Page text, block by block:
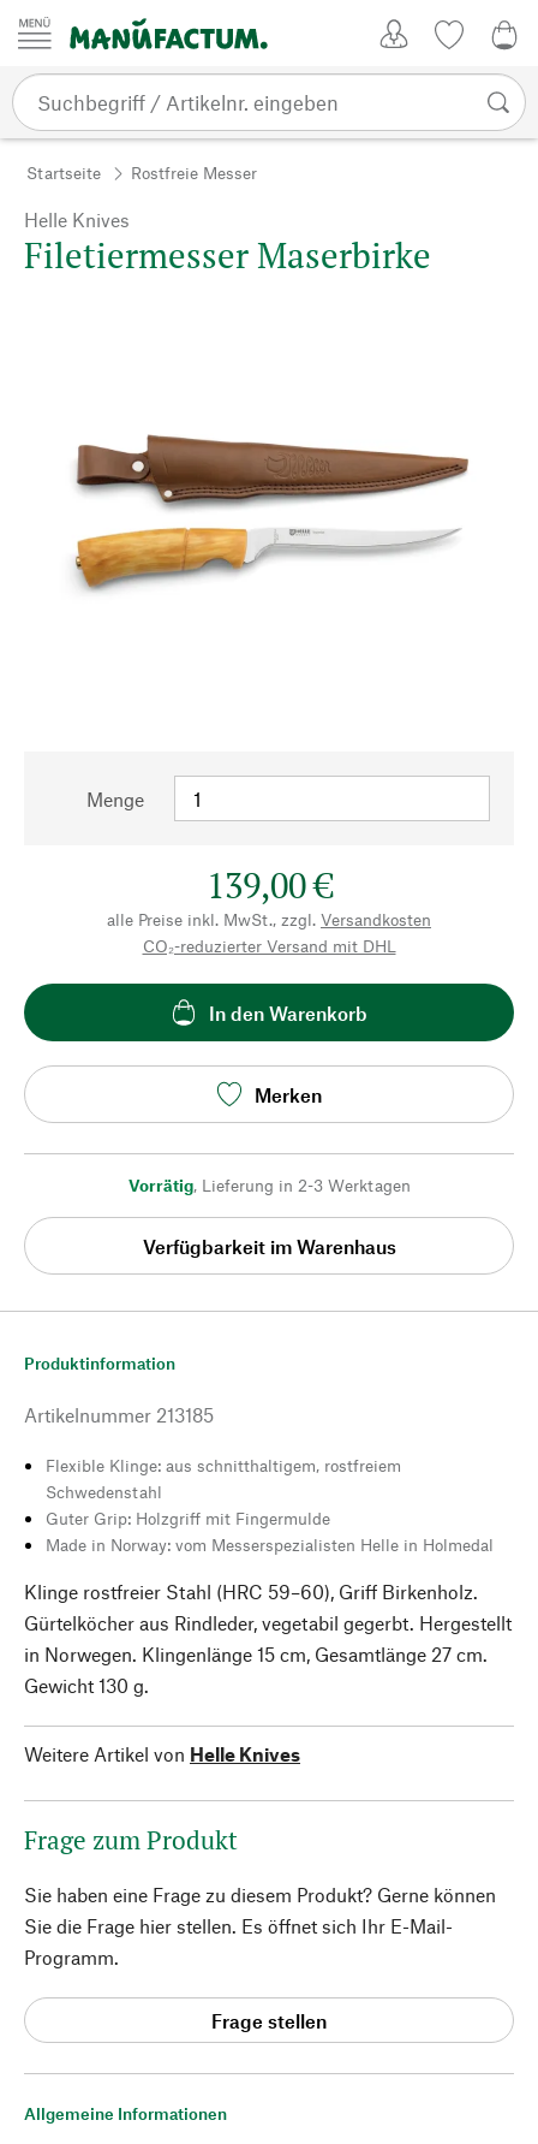
Zum Inhalt springen
Startseite Rostfreie Messer
Helle Knives
Filetiermesser Maserbirke
Menge
139,00 €
alle Preise inkl. MwSt., zzgl. Versandkosten
CO₂-reduzierter Versand mit DHL
In den Warenkorb
Merken
Vorrätig, Lieferung in 2-3 Werktagen
Verfügbarkeit im Warenhaus
Allgemeine Informationen
Produktinformation
Artikelnummer 213185
Flexible Klinge: aus schnitthaltigem, rostfreiem
Schwedenstahl
Guter Grip: Holzgriff mit Fingermulde
Made in Norway: vom Messerspezialisten Helle in Holmedal
Klinge rostfreier Stahl (HRC 59–60), Griff Birkenholz.
Gürtelköcher aus Rindleder, vegetabil gegerbt. Hergestellt
in Norwegen. Klingenlänge 15 cm, Gesamtlänge 27 cm.
Gewicht 130 g.
Weitere Artikel von Helle Knives
Frage zum Produkt
Sie haben eine Frage zu diesem Produkt? Gerne können
Sie die Frage hier stellen. Es öffnet sich Ihr E-Mail-
Programm.
Frage stellen